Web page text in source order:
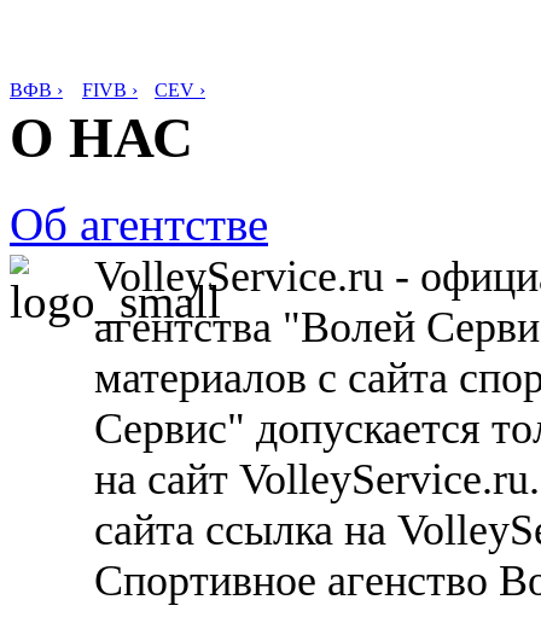
ВФВ › FIVB › CEV ›
О НАС
Об агентстве
VolleyService.ru -
агентства "Волей
материалов с сайта
Сервис" допускается
на сайт
сайта ссылка на
Спортивное агенство